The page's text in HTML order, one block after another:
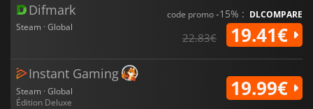
Difmark
Steam · Global
code promo-15% : DLCOMPARE
22.83€ 19.41€
Instant Gaming
Steam · Global
Édition Deluxe
19.99€